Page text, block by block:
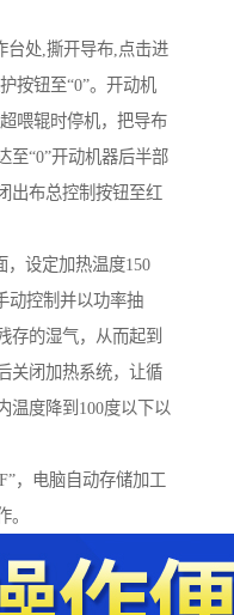
台处,撕开导布,点击进
按钮至“0”。开动机
喂辊时停机，把导布
至“0”开动机器后半部
出布总控制按钮至红
，设定加热温度150
动控制并以功率抽
存的湿气，从而起到
关闭加热系统，让循
温度降到100度以下以
，电脑自动存储加工